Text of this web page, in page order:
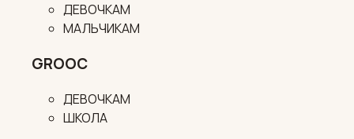
ДЕВОЧКАМ
МАЛЬЧИКАМ
GROOC
ДЕВОЧКАМ
ШКОЛА